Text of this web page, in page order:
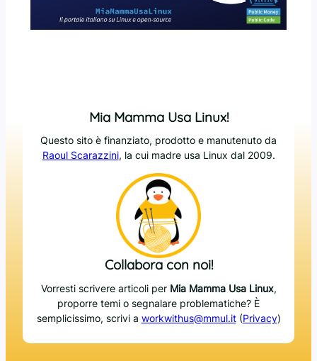
Mia Mamma Usa Linux!
Questo sito è finanziato, prodotto e manutenuto da
Raoul Scarazzini, la cui madre usa Linux dal 2009.
Collabora con noi!
Vorresti scrivere articoli per Mia Mamma Usa Linux,
proporre temi o segnalare problematiche? È
semplicissimo, scrivi a workwithus@mmul.it(Privacy)